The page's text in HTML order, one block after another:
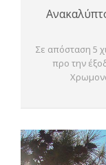
Σε απόσταση 5
προ την